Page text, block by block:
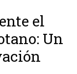
el
Un